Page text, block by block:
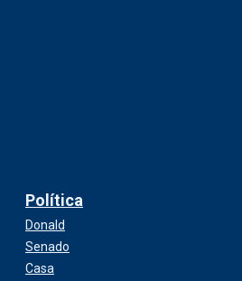
Política
Donald
Senado
Casa